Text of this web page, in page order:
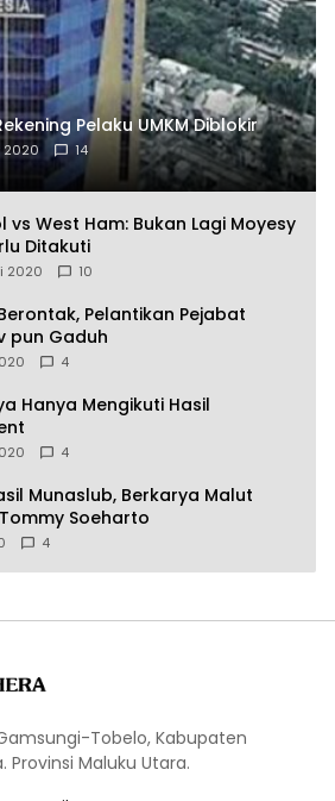
Pelaku UMKM Diblokir
2020 14
vs West Ham: Bukan Lagi Moyesy
Ditakuti
2020 10
Pelantikan Pejabat
pun Gaduh
4
Hanya Mengikuti Hasil
4
Munaslub, Berkarya Malut
Soeharto
4
Tobelo, Kabupaten
Provinsi Maluku Utara.